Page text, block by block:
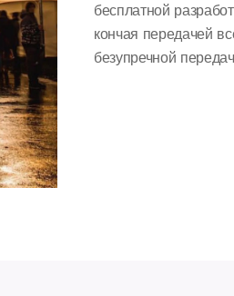
бесплатной
кончая передачей
безупречной